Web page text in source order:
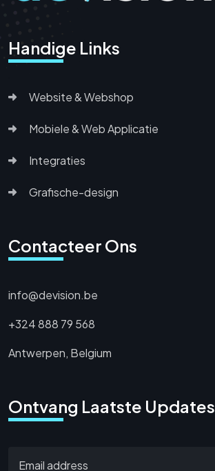
Handige Links
Website & Webshop
Mobiele & Web Applicatie
Integraties
Grafische-design
Contacteer Ons
info@devision.be
+324 888 79 568
Antwerpen, Belgium
Ontvang Laatste Updates